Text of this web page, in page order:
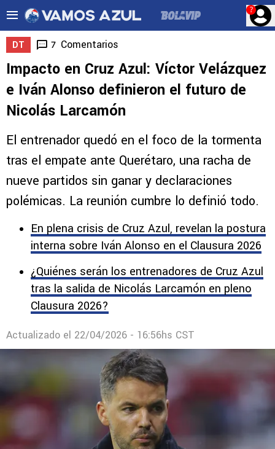
?
DT 7 Comentarios
Impacto en Cruz Azul: Víctor Velázquez
e Iván Alonso definieron el futuro de
Nicolás Larcamón
El entrenador quedó en el foco de la tormenta
tras el empate ante Querétaro, una racha de
nueve partidos sin ganar y declaraciones
polémicas. La reunión cumbre lo definió todo.
En plena crisis de Cruz Azul, revelan la postura
interna sobre Iván Alonso en el Clausura 2026
¿Quiénes serán los entrenadores de Cruz Azul
tras la salida de Nicolás Larcamón en pleno
Clausura 2026?
Actualizado el 22/04/2026 - 16:56hs CST